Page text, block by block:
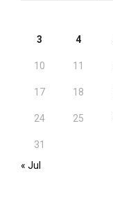
3 4
10 11
17 18
24 25
31
« Jul